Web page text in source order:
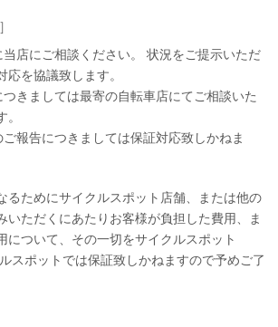
店にご相談ください。 状況をご提示いただ
を協議致します。
きましては最寄の自転車店にてご相談いた
報告につきましては保証対応致しかねま
るためにサイクルスポット店舗、または他の
いただくにあたりお客様が負担した費用、ま
について、その一切をサイクルスポット
スポットでは保証致しかねますので予めご了